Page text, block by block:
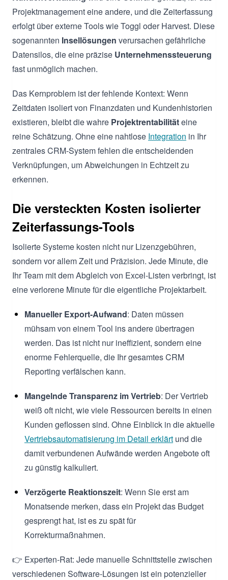
Projektmanagement eine andere, und die Zeiterfassung
erfolgt über externe Tools wie Toggl oder Harvest. Diese
sogenannten Insellösungen verursachen gefährliche
Datensilos, die eine präzise Unternehmenssteuerung
fast unmöglich machen.
Das Kernproblem ist der fehlende Kontext: Wenn
Zeitdaten isoliert von Finanzdaten und Kundenhistorien
existieren, bleibt die wahre Projektrentabilitäteine
reine Schätzung. Ohne eine nahtlose Integration in Ihr
zentrales CRM-System fehlen die entscheidenden
Verknüpfungen, um Abweichungen in Echtzeit zu
erkennen.
Die versteckten Kosten isolierter
Zeiterfassungs-Tools
Isolierte Systeme kosten nicht nur Lizenzgebühren,
sondern vor allem Zeit und Präzision. Jede Minute, die
Ihr Team mit dem Abgleich von Excel-Listen verbringt, ist
eine verlorene Minute für die eigentliche Projektarbeit.
Manueller Export-Aufwand: Daten müssen
mühsam von einem Tool ins andere übertragen
werden. Das ist nicht nur ineffizient, sondern eine
enorme Fehlerquelle, die Ihr gesamtes CRM
Reporting verfälschen kann.
Mangelnde Transparenz im Vertrieb: Der Vertrieb
weiß oft nicht, wie viele Ressourcen bereits in einen
Kunden geflossen sind. Ohne Einblick in die aktuelle
Vertriebsautomatisierung im Detail erklärt und die
damit verbundenen Aufwände werden Angebote oft
zu günstig kalkuliert.
Verzögerte Reaktionszeit: Wenn Sie erst am
Monatsende merken, dass ein Projekt das Budget
gesprengt hat, ist es zu spät für
Korrekturmaßnahmen.
👉 Experten-Rat: Jede manuelle Schnittstelle zwischen
verschiedenen Software-Lösungen ist ein potenzieller